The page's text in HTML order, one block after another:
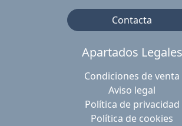
Contacta
Apartados Legales
Condiciones de venta
Aviso legal
Política de privacidad
Política de cookies